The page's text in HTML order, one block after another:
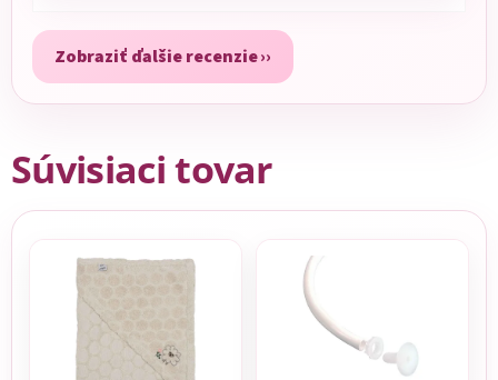
Zobraziť ďalšie recenzie
Súvisiaci tovar